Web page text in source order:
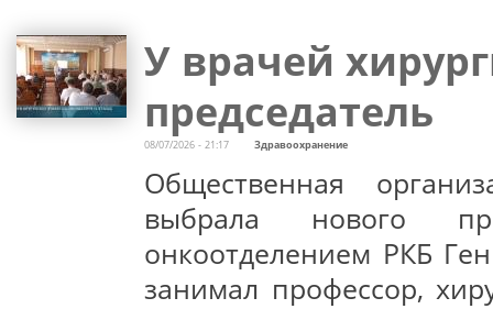
У врачей
председатель
08/07/2026 - 21:17 Здравоохранение
Общественная
выбрала нового
онкоотделением РКБ
занимал профессор,